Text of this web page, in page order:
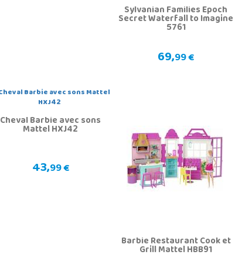
Sylvanian Families Epoch
Secret Waterfall to Imagine
5761
69,99 €
Cheval Barbie avec sons
Mattel HXJ42
43,99 €
Barbie Restaurant Cook et
Grill Mattel HBB91